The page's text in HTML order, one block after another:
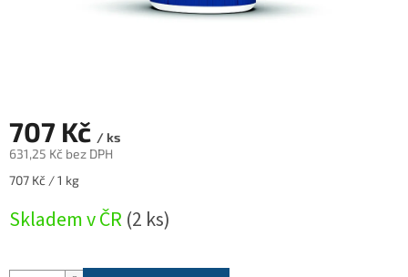
707 Kč / ks
631,25 Kč bez DPH
Měrná
707 Kč / 1 kg
Skladem v ČR (2 ks)